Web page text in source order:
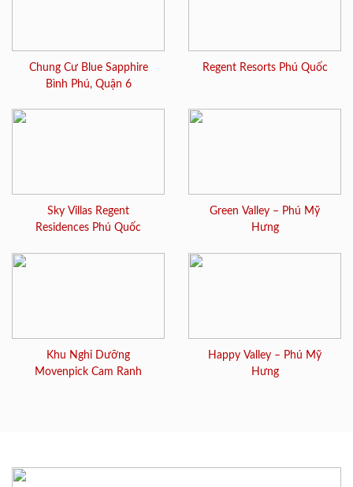
Chung Cư Blue Sapphire
Bình Phú, Quận 6
Regent Resorts Phú Quốc
Sky Villas Regent
Residences Phú Quốc
Green Valley – Phú Mỹ
Hưng
Khu Nghỉ Dưỡng
Movenpick Cam Ranh
Happy Valley – Phú Mỹ
Hưng